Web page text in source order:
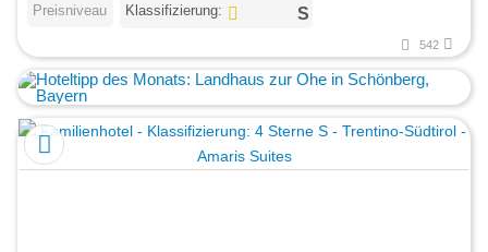
Preisniveau Klassifizierung:
542